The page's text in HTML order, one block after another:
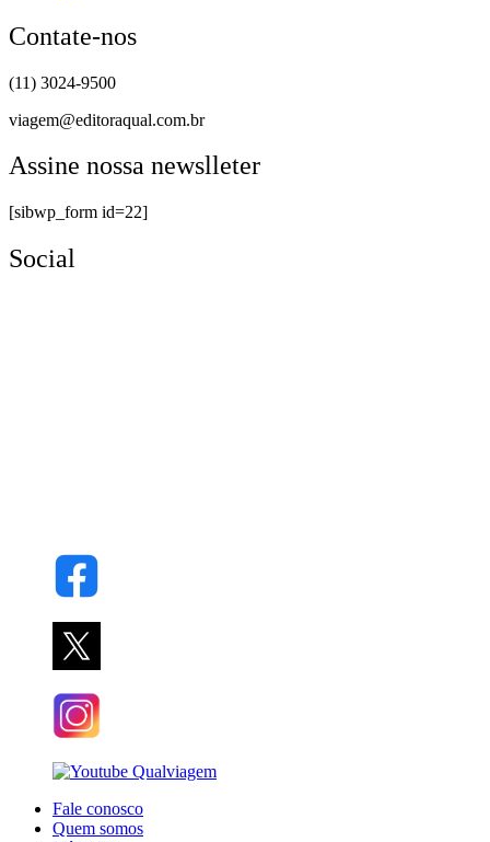
Contate-nos
(11) 3024-9500
viagem@editoraqual.com.br
Assine nossa newslleter
[sibwp_form id=22]
Social
Fale conosco
Quem somos